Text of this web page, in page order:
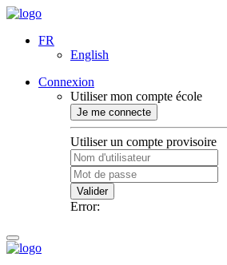
FR
English
Connexion
Utiliser mon compte école
Je me connecte
Utiliser un compte provisoire
Valider
Error: